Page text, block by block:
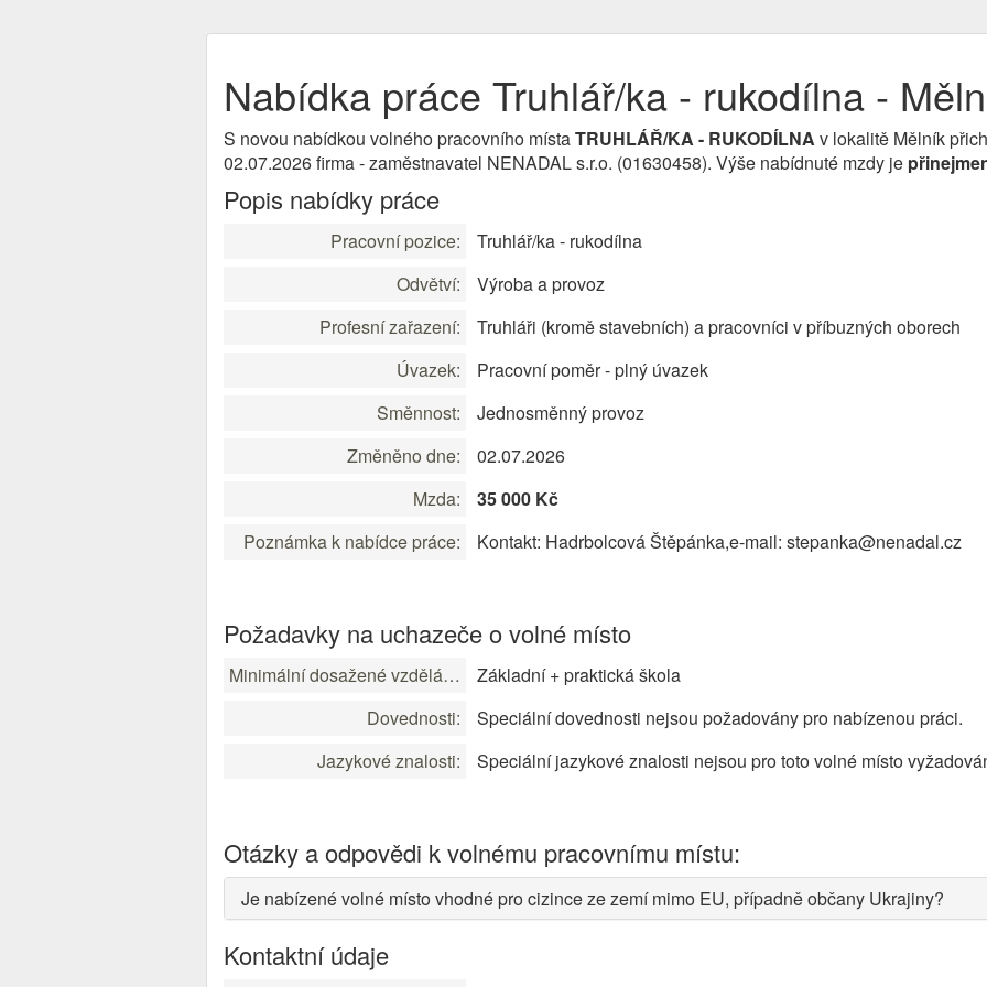
Nabídka práce Truhlář/ka - rukodílna -
S novou nabídkou volného pracovního místaTRUHLÁŘ/KA - RUKODÍLNA v lokalitě Mělník
02.07.2026 firma - zaměstnavatel NENADAL s.r.o. (01630458). Výše nabídnuté mzdy je
Popis nabídky práce
Pracovní pozice:
Truhlář/ka - rukodílna
Odvětví:
Výroba a provoz
Profesní zařazení:
Truhláři (kromě stavebních) a pracovníci v příbuzných oborech
Úvazek:
Pracovní poměr - plný úvazek
Směnnost:
Jednosměnný provoz
Změněno dne:
02.07.2026
Mzda:
35 000 Kč
Poznámka k nabídce práce:
Kontakt: Hadrbolcová Štěpánka,e-mail: stepanka@nenadal.cz
Požadavky na uchazeče o volné místo
Minimální dosažené vzdělání:
Základní + praktická škola
Dovednosti:
Speciální dovednosti nejsou požadovány pro nabízenou práci.
Jazykové znalosti:
Speciální jazykové znalosti nejsou pro toto volné místo
Otázky a odpovědi k volnému pracovnímu místu:
Je nabízené volné místo vhodné pro cizince ze zemí mimo EU, případně občany Ukrajiny?
Kontaktní údaje